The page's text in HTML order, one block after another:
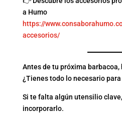
a Humo
https://
accesorios/
Antes de tu próxima
¿Tienes todo lo necesario
Si te falta algún utensilio
incorporarlo.